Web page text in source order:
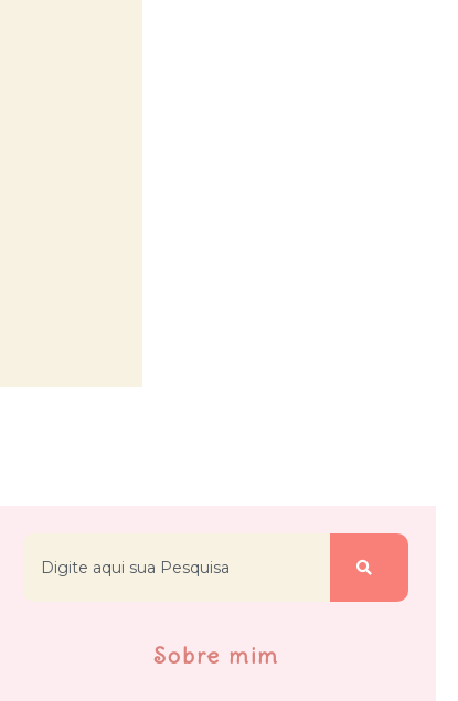
Sobre mim